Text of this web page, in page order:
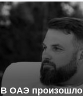
В ОАЭ произошло